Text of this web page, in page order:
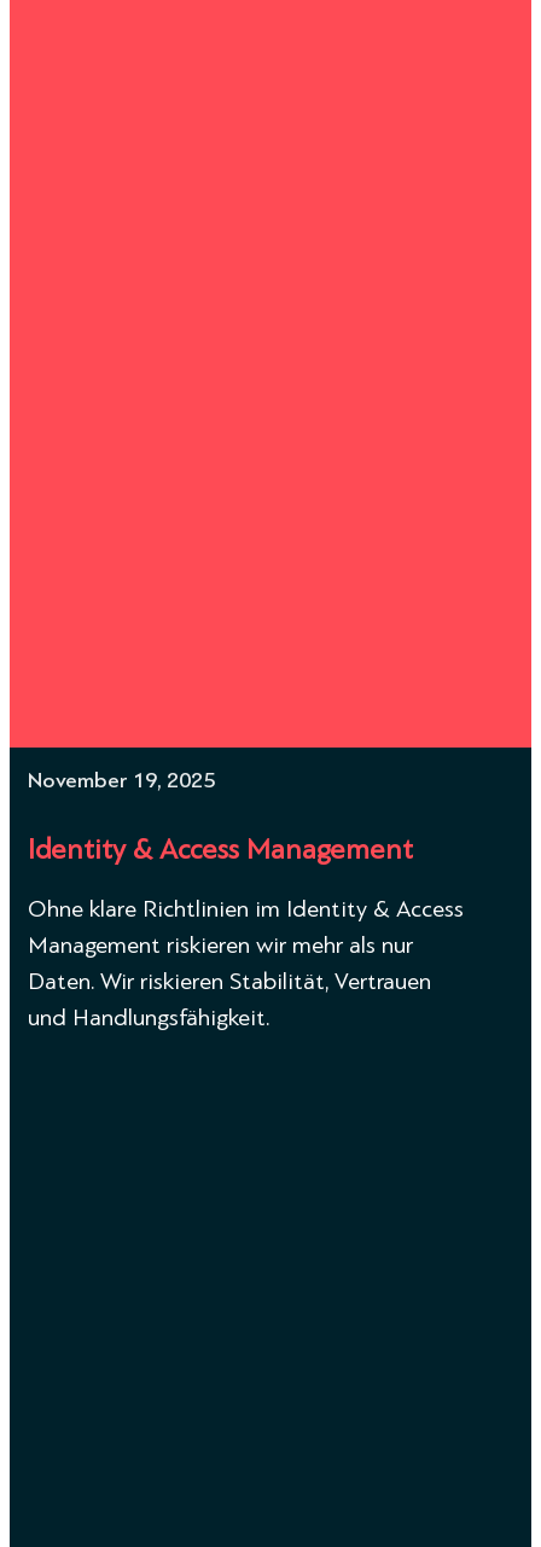
November 19, 2025
Identity & Access Management
Ohne klare Richtlinien im Identity & Access
Management riskieren wir mehr als nur
Daten. Wir riskieren Stabilität, Vertrauen
und Handlungsfähigkeit.